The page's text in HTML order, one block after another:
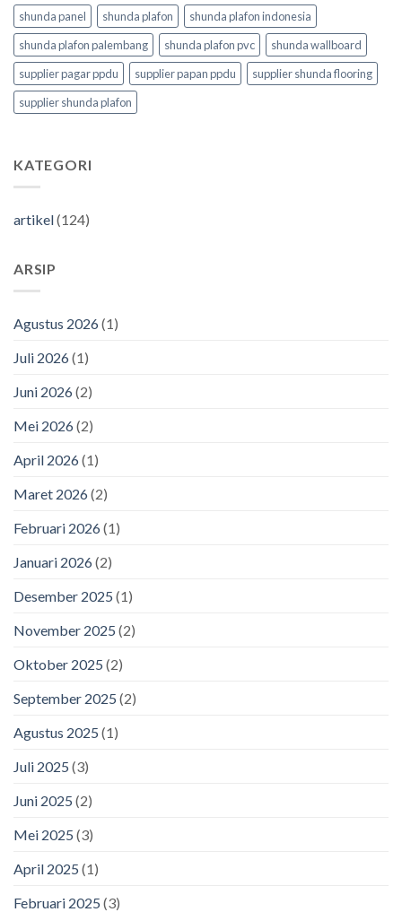
shunda panel shunda plafon
shunda plafon indonesia
shunda plafon palembang
shunda plafon pvc
shunda wallboard
supplier pagar ppdu
supplier papan ppdu
supplier shunda flooring
supplier shunda plafon
KATEGORI
artikel(124)
ARSIP
Agustus 2026(1)
Juli 2026(1)
Juni 2026(2)
Mei 2026(2)
April 2026(1)
Maret 2026(2)
Februari 2026(1)
Januari 2026(2)
Desember 2025 (1)
November 2025 (2)
Oktober 2025 (2)
September 2025 (2)
Agustus 2025 (1)
Juli 2025 (3)
Juni 2025 (2)
Mei 2025 (3)
April 2025 (1)
Februari 2025 (3)